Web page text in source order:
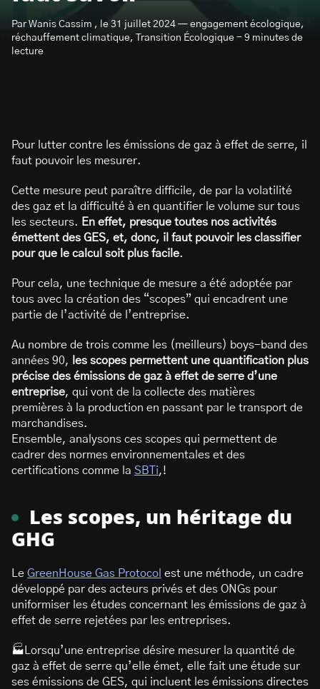
Par Wanis Cassim , le 31 juillet 2024 — engagement écologique,
réchauffement climatique, Transition Écologique - 9 minutes de
lecture
Pour lutter contre les émissions de gaz à effet de serre, il
faut pouvoir les mesurer.
Cette mesure peut paraître difficile, de par la volatilité
des gaz et la difficulté à en quantifier le volume sur tous
les secteurs. En effet, presque toutes nos activités
émettent des GES, et, donc, il faut pouvoir les classifier
pour que le calcul soit plus facile.
Pour cela, une technique de mesure a été adoptée par
tous avec la création des “scopes” qui encadrent une
partie de l’activité de l’entreprise.
Au nombre de trois comme les (meilleurs) boys-band des
années 90,
les scopes permettent une quantification plus
précise des émissions de gaz à effet de serre d’une
entreprise, qui vont de la collecte des matières
premières à la production en passant par le transport de
marchandises.
Ensemble, analysons ces scopes qui permettent de
cadrer des normes environnementales et des
certifications comme la SBTi,!
Les scopes, un héritage du
GHG
Le GreenHouse Gas Protocol est une méthode, un cadre
développé par des acteurs privés et des ONGs pour
uniformiser les études concernant les émissions de gaz à
effet de serre rejetées par les entreprises.
🏭Lorsqu’une entreprise désire mesurer la quantité de
gaz à effet de serre qu’elle émet, elle fait une étude sur
ses émissions de GES, qui incluent les émissions directes